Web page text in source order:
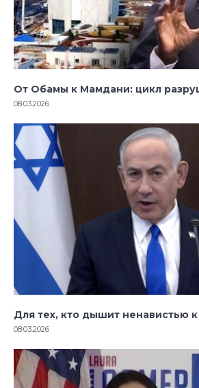
От Обамы к Мамдани: цикл
08.03.2026
Для тех, кто дышит ненавистью
08.03.2026